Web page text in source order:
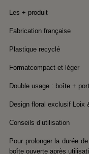
Les + produit
Fabrication française
Plastique recyclé
Formatcompact et léger
Double usage : boîte +
Design floral exclusif Loix
Conseils d’utilisation
Pour prolonger la durée
boîte ouverte après